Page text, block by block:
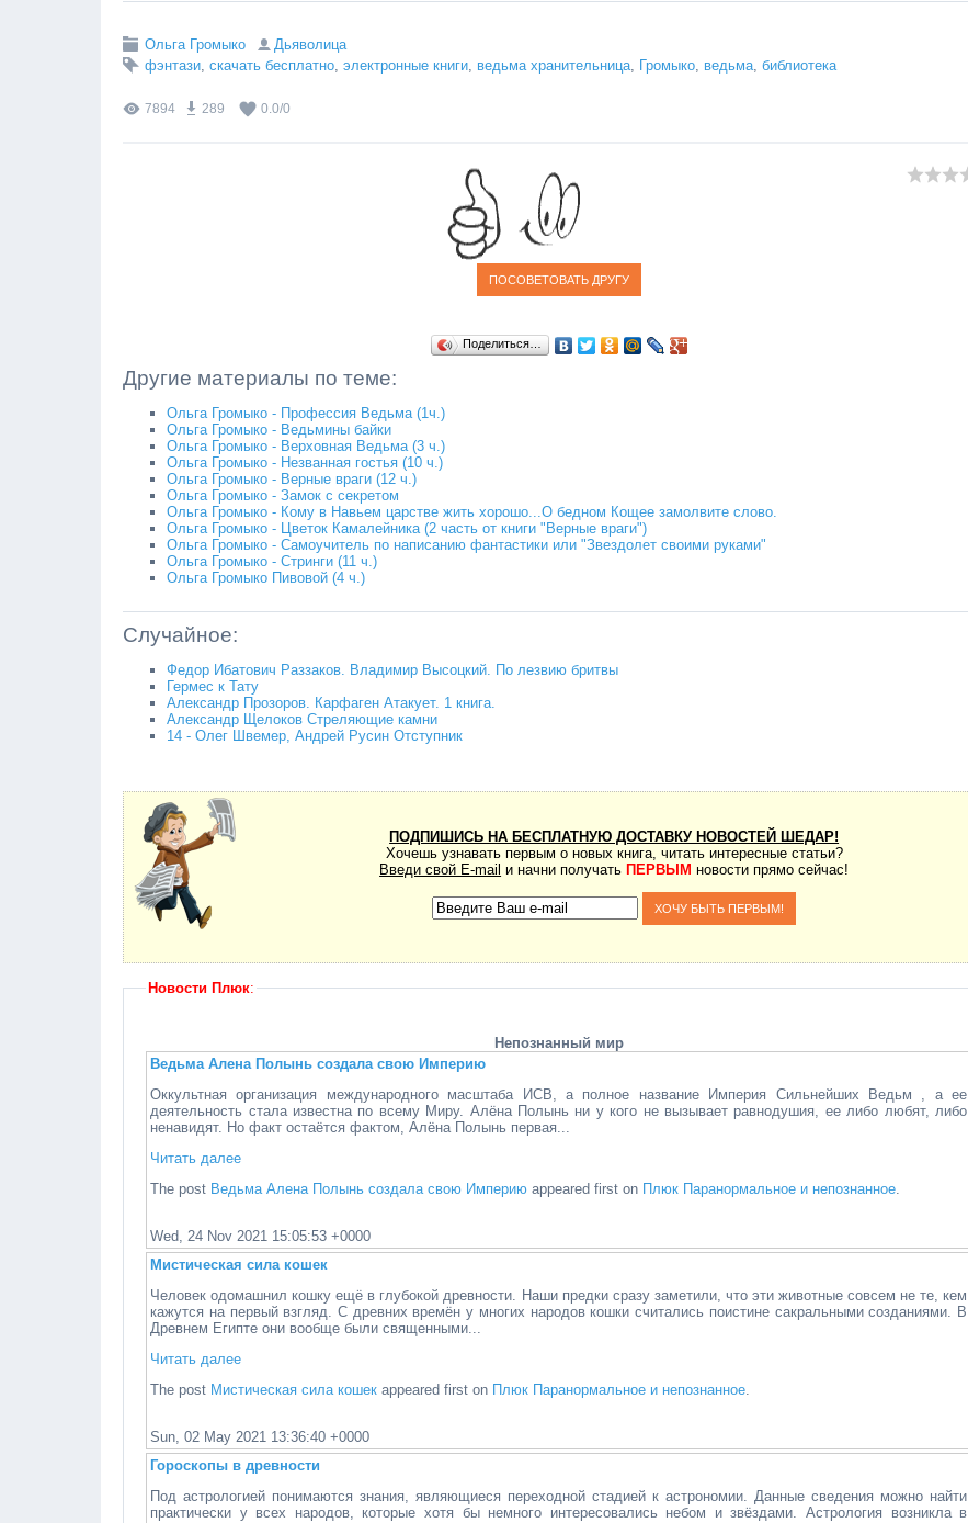
Ольга Громыко
Дьяволица
фэнтази, скачать бесплатно, электронные книги, ведьма хранительница, Громыко, ведьма, библиотека
7894 289 0.0/0
Поделиться…
Другие материалы по теме:
Ольга Громыко - Профессия Ведьма (1ч.)
Ольга Громыко - Ведьмины байки
Ольга Громыко - Верховная Ведьма (3 ч.)
Ольга Громыко - Незванная гостья (10 ч.)
Ольга Громыко - Верные враги (12 ч.)
Ольга Громыко - Замок с секретом
Ольга Громыко - Кому в Навьем царстве жить хорошо...О бедном Кощее замолвите слово.
Ольга Громыко - Цветок Камалейника (2 часть от книги "Верные враги")
Ольга Громыко - Самоучитель по написанию фантастики или "Звездолет своими руками"
Ольга Громыко - Стринги (11 ч.)
Ольга Громыко Пивовой (4 ч.)
Случайное:
Федор Ибатович Раззаков. Владимир Высоцкий. По лезвию бритвы
Гермес к Тату
Александр Прозоров. Карфаген Атакует. 1 книга.
Александр Щелоков Стреляющие камни
14 - Олег Швемер, Андрей Русин Отступник
ПОДПИШИСЬ НА БЕСПЛАТНУЮ ДОСТАВКУ НОВОСТЕЙ ШЕДАР!
Хочешь узнавать первым о новых книга, читать интересные статьи?
Введи свой E-mail и начни получать ПЕРВЫМ новости прямо сейчас!
Новости Плюк:
Непознанный мир
Ведьма Алена Полынь создала свою Империю
Оккультная организация международного масштаба ИСВ, а полное название Империя Сильнейших Ведьм , а ее
деятельность стала известна по всему Миру. Алёна Полынь ни у кого не вызывает равнодушия, ее либо любят, либо
ненавидят. Но факт остаётся фактом, Алёна Полынь первая...
Читать далее
The post Ведьма Алена Полынь создала свою Империю appeared first on Плюк Паранормальное и непознанное.
Wed, 24 Nov 2021 15:05:53 +0000
Мистическая сила кошек
Человек одомашнил кошку ещё в глубокой древности. Наши предки сразу заметили, что эти животные совсем не те, кем
кажутся на первый взгляд. С древних времён у многих народов кошки считались поистине сакральными созданиями. В
Древнем Египте они вообще были священными...
Читать далее
The post Мистическая сила кошек appeared first on Плюк Паранормальное и непознанное.
Sun, 02 May 2021 13:36:40 +0000
Гороскопы в древности
Под астрологией понимаются знания, являющиеся переходной стадией к астрономии. Данные сведения можно найти
практически у всех народов, которые хотя бы немного интересовались небом и звёздами. Астрология возникла в